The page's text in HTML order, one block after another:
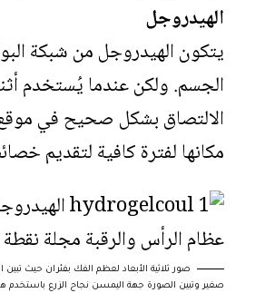
الهيدروجل
يتكون الهيدروجل من شبكة
الجسم. ولكن عندما يُستخدم
الالتصاق بشكل صحيح في موقع
مكانها لفترة كافية لتقديم
صور ثلاثية الأبعاد لعظم الفك بفئران حيث
صغير وتبين الصورة جهة اليمسن نجاح الزرع باستخدم